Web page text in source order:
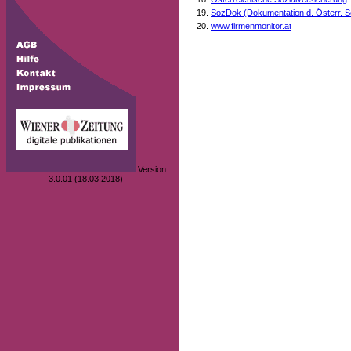
Version
3.0.01 (18.03.2018)
SozDok (Dokumentation d. Österr.
www.firmenmonitor.at